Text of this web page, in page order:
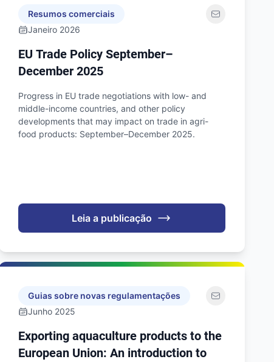
Resumos comerciais
Janeiro 2026
EU Trade Policy September–
December 2025
Progress in EU trade negotiations with low- and
middle-income countries, and other policy
developments that may impact on trade in agri-
food products: September–December 2025.
Leia a publicação
Guias sobre novas regulamentações
Junho 2025
Exporting aquaculture products to the
European Union: An introduction to